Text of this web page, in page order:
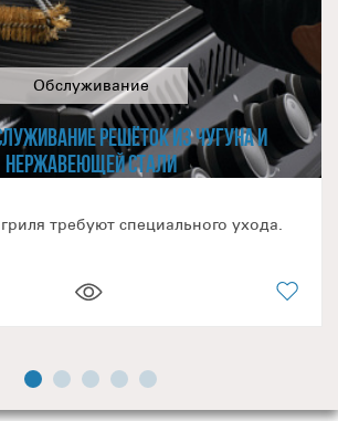
Обслуживание
РЕШЁТОК ИЗ ЧУГУНА И
НЕРЖАВЕЮЩЕЙ СТАЛИ
требуют специального ухода.